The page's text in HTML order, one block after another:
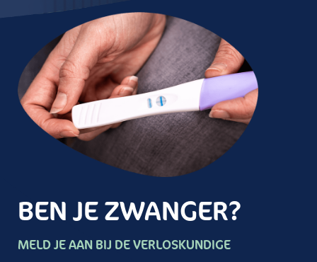
BEN JE ZWANGER?
MELD JE AAN BIJ DE VERLOSKUNDIGE